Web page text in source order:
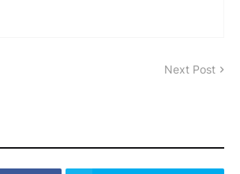
Next Post